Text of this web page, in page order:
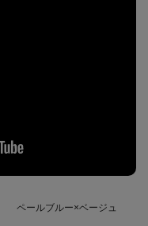
ペールブルー×ベージュ